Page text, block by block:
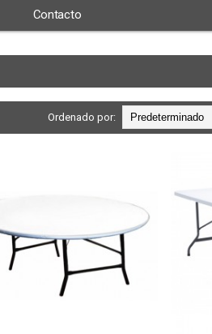
Contacto
Ordenado por: